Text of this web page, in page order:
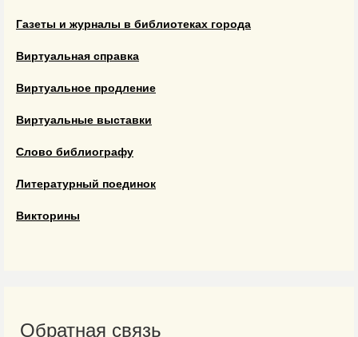
Газеты и журналы в библиотеках города
Виртуальная справка
Виртуальное продление
Виртуальные выставки
Слово библиографу
Литературный поединок
Викторины
Обратная связь